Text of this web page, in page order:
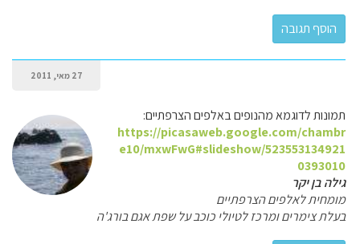
27 מאי, 2011
תמונות לדוגמא מהנופים באלפים הצרפתיים:
https://picasaweb.google.com/chambr
e10/mxwFwG#slideshow/523553134921
0393010
גילה בן יקר
מומחית לאלפים הצרפתיים
בעלת צימרים ומרכז לטיולי כוכב על שפת אגם בורג'ה